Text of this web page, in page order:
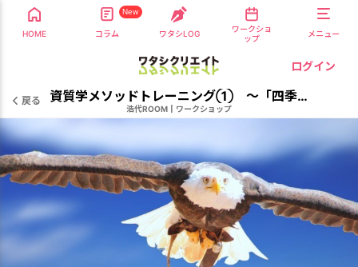
HOME
New
コラム ワタシLOG
ワークショ
ップ
メニュー
ログイン
戻る 資質学メソッドトレーニング① 〜「四季の宝」意識エネルギーから観る〜
浩代ROOM ワークショップ